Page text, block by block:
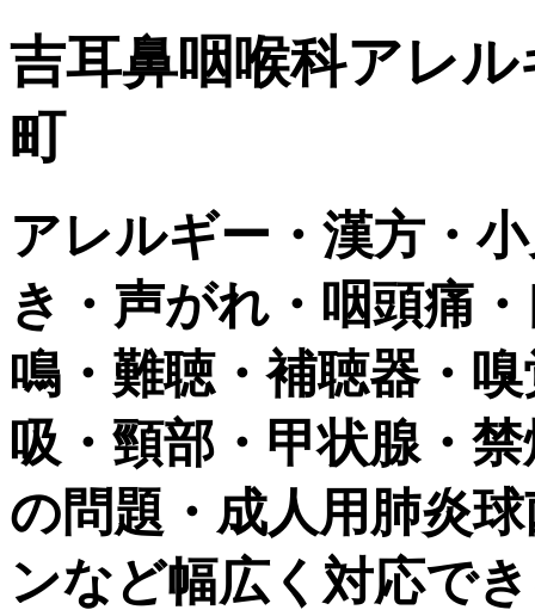
吉耳鼻咽喉科アレ
町
アレルギー・漢方・
き・声がれ・咽頭痛
鳴・難聴・補聴器・
吸・頸部・甲状腺・
の問題・成人用肺炎
ンなど幅広く対応で